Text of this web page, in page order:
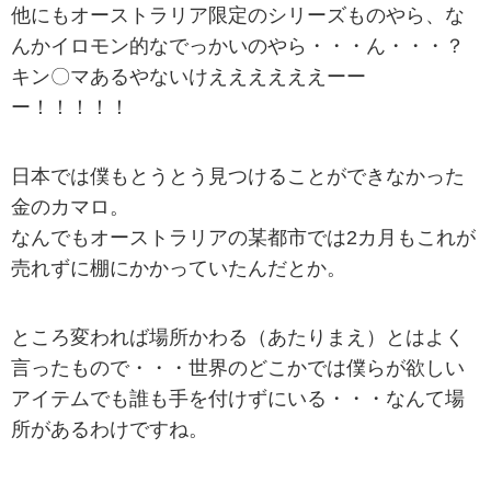
他にもオーストラリア限定のシリーズものやら、な
んかイロモン的なでっかいのやら・・・ん・・・？
キン〇マあるやないけええええええーー
ー！！！！！
日本では僕もとうとう見つけることができなかった
金のカマロ。
なんでもオーストラリアの某都市では2カ月もこれが
売れずに棚にかかっていたんだとか。
ところ変われば場所かわる（あたりまえ）とはよく
言ったもので・・・世界のどこかでは僕らが欲しい
アイテムでも誰も手を付けずにいる・・・なんて場
所があるわけですね。